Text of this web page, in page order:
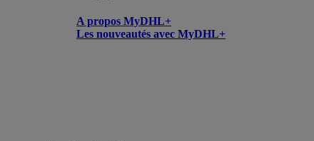
A propos MyDHL+
Les nouveautés avec MyDHL+